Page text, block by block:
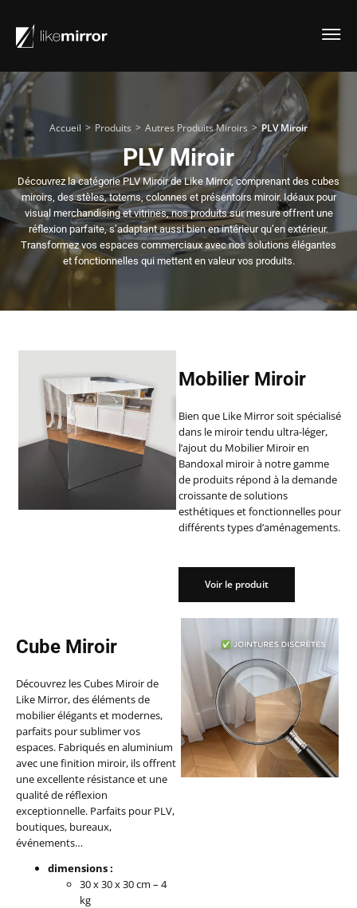
Accueil > Produits > Autres Produits Miroirs > PLV Miroir
PLV Miroir
Découvrez la catégorie PLV Miroir de Like Mirror, comprenant des cubes
miroirs, des stèles, totems, colonnes et présentoirs miroir. Idéaux pour
visual merchandising et vitrines, nos produits sur mesure offrent une
réflexion parfaite, s’adaptant aussi bien en intérieur qu’en extérieur.
Transformez vos espaces commerciaux avec nos solutions élégantes
et fonctionnelles qui mettent en valeur vos produits.
Mobilier Miroir
Bien que Like Mirror soit spécialisé
dans le miroir tendu ultra-léger,
l’ajout du Mobilier Miroir en
Bandoxal miroir à notre gamme
de produits répond à la demande
croissante de solutions
esthétiques et fonctionnelles pour
différents types d’aménagements.
Voir le produit
Cube Miroir
Découvrez les Cubes Miroir de
Like Mirror, des éléments de
mobilier élégants et modernes,
parfaits pour sublimer vos
espaces. Fabriqués en aluminium
avec une finition miroir, ils offrent
une excellente résistance et une
qualité de réflexion
exceptionnelle. Parfaits pour PLV,
boutiques, bureaux,
événements…
dimensions :
30 x 30 x 30 cm – 4
kg